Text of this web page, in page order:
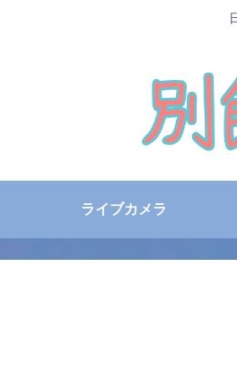
ライブカメラ